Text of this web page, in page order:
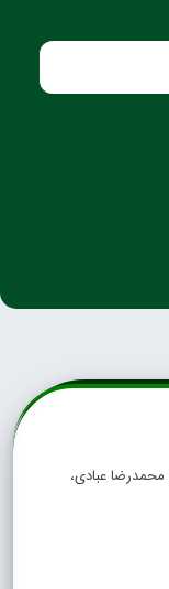
محمدرضا عبادی،